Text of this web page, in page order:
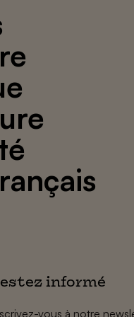
informé
vous à notre